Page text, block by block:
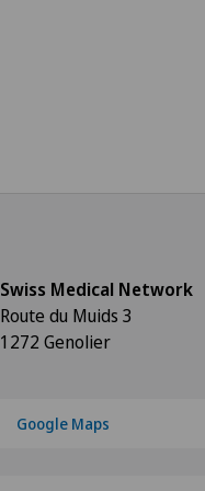
Swiss Medical Network
Route du Muids 3
1272 Genolier
Google Maps